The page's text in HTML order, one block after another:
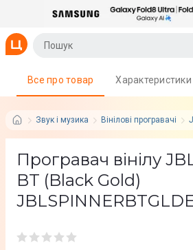
Звук і музика Вінілові програвачі
Все про товар Характеристики
Програвач вінілу
BT (Black Gold)